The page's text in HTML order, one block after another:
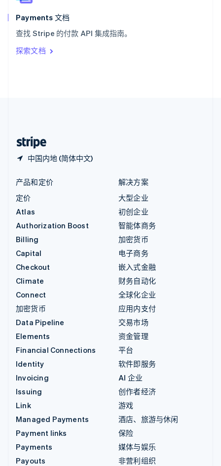
Payments 文档
查找 Stripe 的付款 API 集成指南。
探索文档
中国内地 (简体中文)
匈牙利
English
ItalianoEnglish
印度
English
产品和定价
定价
Atlas
Authorization Boost
Billing
Capital
Checkout
Climate
Connect
加密货币
Data Pipeline
Elements
Financial Connections
Identity
Invoicing
Issuing
Link
Managed Payments
Payment links
Payments
Payouts
解决方案
大型企业
初创企业
智能体商务
加密货币
电子商务
嵌入式金融
财务自动化
全球化企业
应用内支付
交易市场
资金管理
平台
软件即服务
AI 企业
创作者经济
游戏
酒店、旅游与休闲
保险
媒体与娱乐
非营利组织